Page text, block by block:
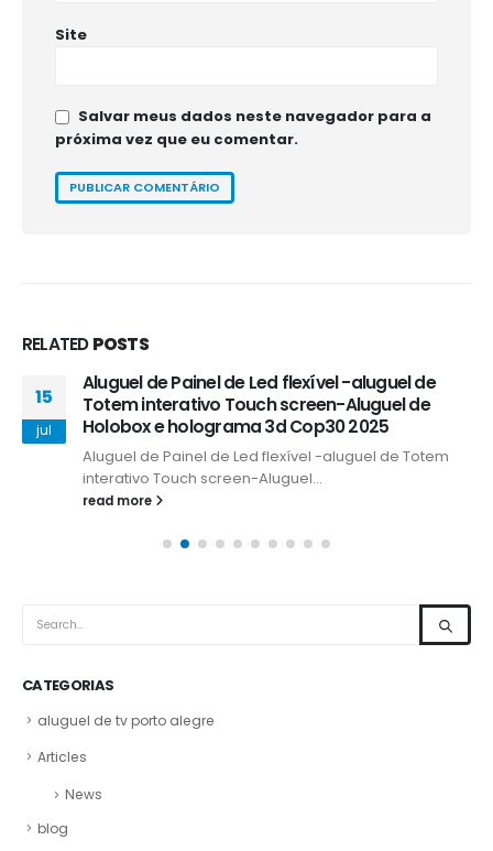
Site
Salvar meus dados neste navegador para a
próxima vez que eu comentar.
RELATEDPOSTS
15
jul
Aluguel de Painel de Led flexível -aluguel de
Totem interativo Touch screen-Aluguel de
Holobox e holograma 3d Cop30 2025
Aluguel de Painel de Led flexível -aluguel de Totem
interativo Touch screen-Aluguel...
read more
CATEGORIAS
aluguel de tv porto alegre
Articles
News
blog